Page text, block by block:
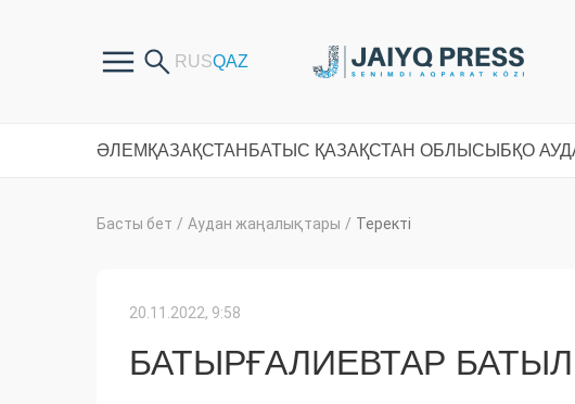
ӘЛЕМ ҚАЗАҚСТАН БАТЫС ҚАЗАҚСТАН ОБЛЫСЫ БҚО
Басты бет / Аудан жаңалықтары / Теректі
20.11.2022, 9:58
БАТЫРҒАЛИЕВТАР